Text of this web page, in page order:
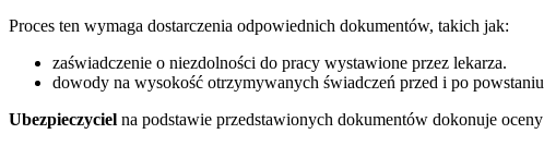
Proces ten wymaga dostarczenia odpowiednich dokumentów, takich jak:
zaświadczenie o niezdolności do pracy wystawione przez lekarza.
dowody na wysokość otrzymywanych świadczeń przed i po
Ubezpieczyciel na podstawie przedstawionych dokumentów dokonuje